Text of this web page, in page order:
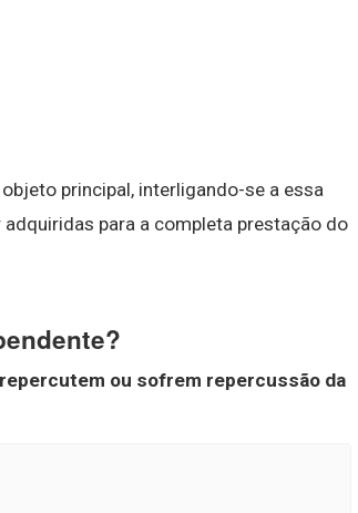
principal, interligando-se a essa
para a completa prestação do
ou sofrem repercussão da